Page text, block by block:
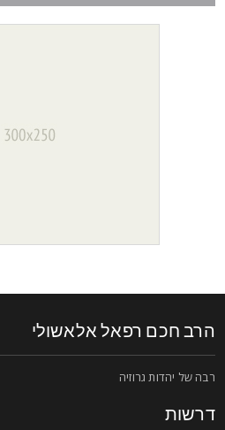
חכם רפאל אלאשולי
של יהדות גרוזיה